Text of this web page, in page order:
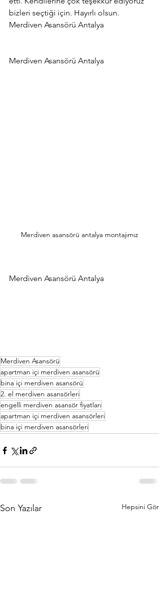
bizleri seçtiği için. Hayırlı olsun.
Merdiven Asansörü Antalya
Merdiven Asansörü Antalya
Merdiven asansörü antalya montajımız
Merdiven Asansörü Antalya
Merdiven Asansörü
apartman içi merdiven asansörü
bina içi merdiven asansörü
2. el merdiven asansörleri
engelli merdiven asansör fiyatları
apartman içi merdiven asansörleri
bina içi merdiven asansörleri
Son Yazılar Hepsini Gör